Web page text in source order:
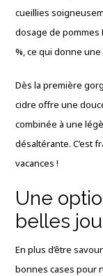
cueillies
dosage de pommes
%, ce qui donne
Dès la première
cidre offre une
combinée à une
désaltérante. C’est
vacances !
Une
belles
En plus d’être
bonnes cases pour